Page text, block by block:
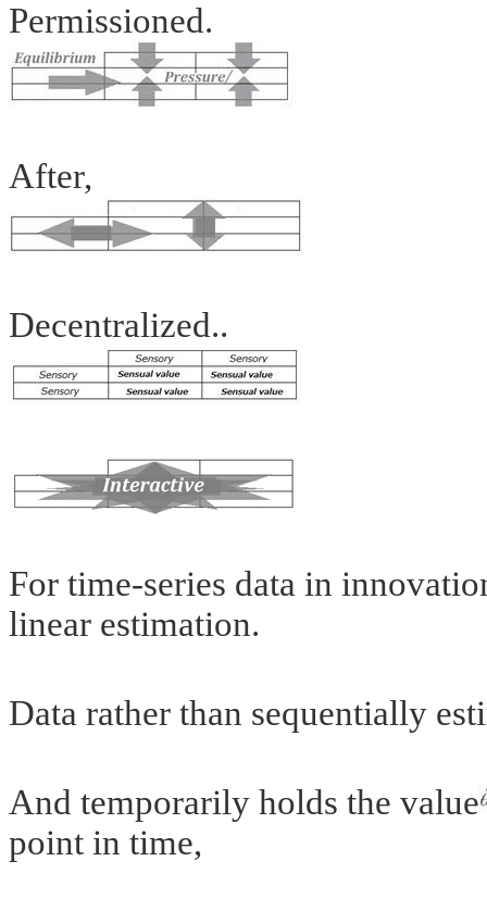
Permissioned.
After,
Decentralized..
For time-series data in
linear estimation.
Data rather than sequentially
And temporarily holds the value
point in time,